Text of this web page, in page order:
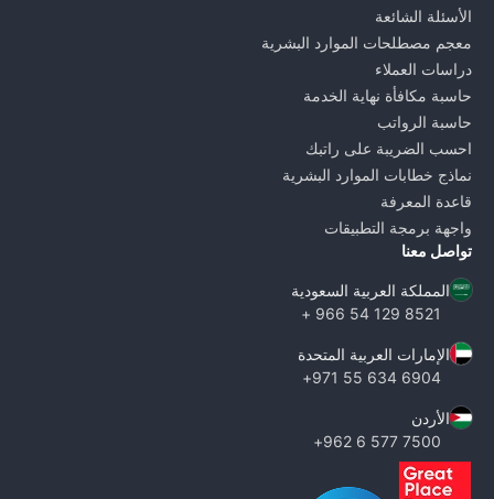
الأسئلة الشائعة
معجم مصطلحات الموارد البشرية
دراسات العملاء
حاسبة مكافأة نهاية الخدمة
حاسبة الرواتب
احسب الضريبة على راتبك
نماذج خطابات الموارد البشرية
قاعدة المعرفة
واجهة برمجة التطبيقات
تواصل معنا
المملكة العربية السعودية
8521 129 54 966 +
الإمارات العربية المتحدة
6904 634 55 971+
الأردن
7500 577 6 962+